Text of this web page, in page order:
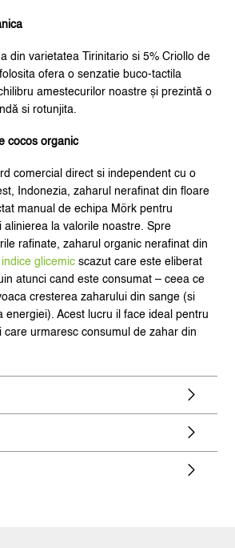
din varietatea Tirinitario si 5% Criollo de
ofera o senzatie buco-tactila
amestecurilor noastre și prezintă o
si rotunjita.
cocos organic
comercial direct si independent cu o
Indonezia, zaharul nerafinat din floare
manual de echipa Mörk pentru
alinierea la valorile noastre. Spre
rafinate, zaharul organic nerafinat din
indice glicemic scazut care este eliberat
atunci cand este consumat – ceea ce
cresterea zaharului din sange (si
energiei). Acest lucru il face ideal pentru
care urmaresc consumul de zahar din